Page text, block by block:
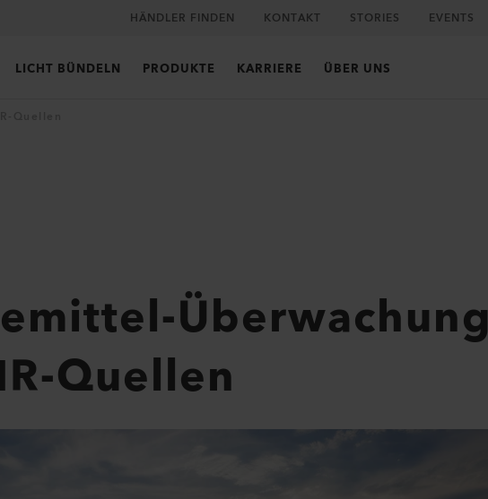
HÄNDLER FINDEN KONTAKT STORIES EVENTS
LICHT BÜNDELN PRODUKTE KARRIERE ÜBER UNS
Überwachung
Quellen